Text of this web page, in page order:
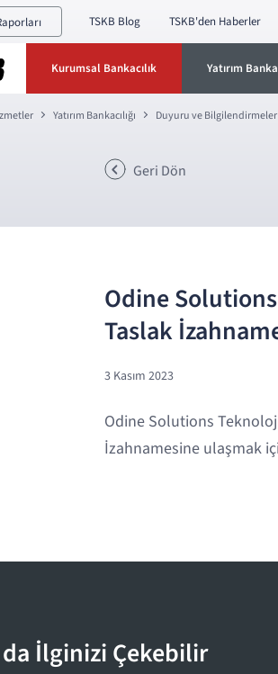
TSKB Blog TSKB'den Haberler
Kurumsal Bankacılık Yatırım
Yatırım Bankacılığı Duyuru ve Bilgilendirmeler
Geri Dön
Odine
Taslak
3 Kasım 2023
Odine Solutions
İzahnamesine ulaşmak
İlginizi Çekebilir